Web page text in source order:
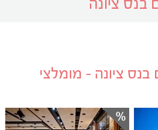
בנס ציונה
בנס ציונה - מומלצי